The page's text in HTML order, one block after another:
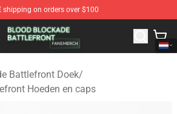
shipping on orders over $100
Battlefront Shop - Official Blood
Battlefront Doek/
Hoeden en caps